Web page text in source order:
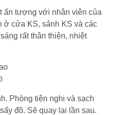
ấn tượng với nhân viên của
ở cửa KS, sảnh KS và các
rất thân thiện, nhiệt
Phòng tiện nghi và sạch
đồ. Sẽ quay lại lần sau.